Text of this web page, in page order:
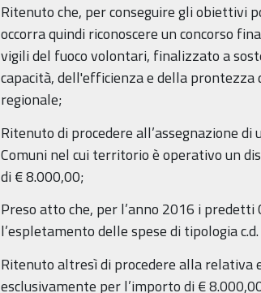
Ritenuto che, per conseguire gli obiettivi
occorra quindi riconoscere un concorso
vigili del fuoco volontari, finalizzato a
capacità, dell'efficienza e della
regionale;
Ritenuto di procedere all’assegnazione
Comuni nel cui territorio è operativo un
di € 8.000,00;
Preso atto che, per l’anno 2016 i
l’espletamento delle spese di tipologia
Ritenuto altresì di procedere alla relativa
esclusivamente per l’importo di €